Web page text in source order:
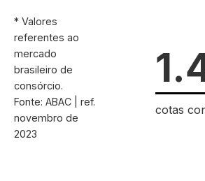
* Valores
referentes ao
mercado
brasileiro de
consórcio.
Fonte: ABAC | ref.
novembro de
2023
cotas